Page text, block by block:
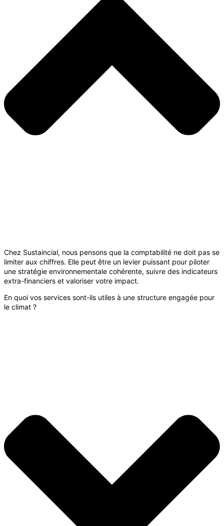
Chez Sustaincial, nous pensons que la comptabilité ne doit pas se
limiter aux chiffres. Elle peut être un levier puissant pour piloter
une stratégie environnementale cohérente, suivre des indicateurs
extra-financiers et valoriser votre impact.
En quoi vos services sont-ils utiles à une structure engagée pour
le climat ?